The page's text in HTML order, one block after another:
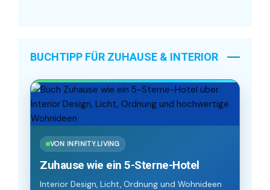
BUCHTIPP FÜR ZUHAUSE & INTERIOR
VON INFINITY.LIVING
Zuhause wie ein 5-Sterne-Hotel
Interior Design, Licht, Ordnung und Wohnideen